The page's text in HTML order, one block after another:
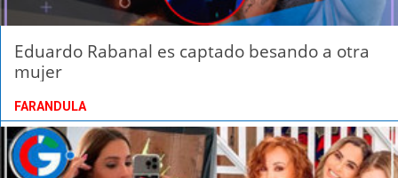
Eduardo Rabanal es captado besando a otra
mujer
FARANDULA